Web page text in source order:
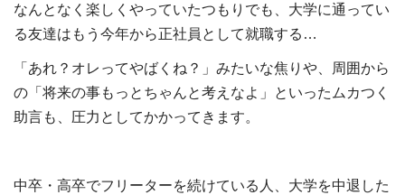
なんとなく楽しくやっていたつもりでも、大学に通ってい
る友達はもう今年から正社員として就職する…
「あれ？オレってやばくね？」みたいな焦りや、周囲から
の「将来の事もっとちゃんと考えなよ」といったムカつく
助言も、圧力としてかかってきます。
中卒・高卒でフリーターを続けている人、大学を中退した